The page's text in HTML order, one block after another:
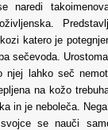
naredi
katero je
sečevoda.
njej lahko seč
na kožo
in je neboleča.
se nauči